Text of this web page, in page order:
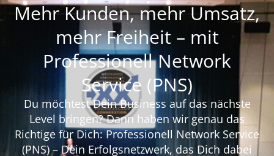
Mehr Kunden, mehr Umsatz,
mehr Freiheit – mit
Professionell Network
Service (PNS)
Du möchtest Dein Business auf das nächste
Level bringen? Dann haben wir genau das
Richtige für Dich: Professionell Network Service
(PNS) – Dein Erfolgsnetzwerk, das Dich dabei